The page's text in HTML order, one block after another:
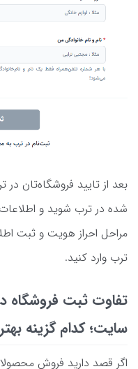
بعد از تایید فروشگاه‌تان
شده در ترب شوید و اطلاعات
مراحل احراز هویت و ثبت
ترب وارد کنید.
تفاوت ثبت فروشگاه
سایت؛ کدام گزینه
اگر قصد دارید فروش